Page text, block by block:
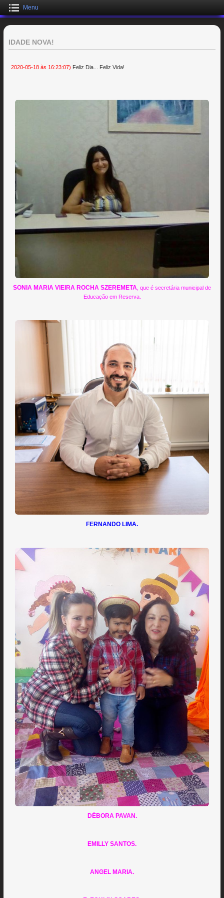
Menu
IDADE NOVA!
2020-05-18 às 16:23:07) Feliz Dia... Feliz Vida!
SONIA MARIA VIEIRA ROCHA SZEREMETA, que é secretária municipal de
Educação em Reserva.
FERNANDO LIMA.
DÉBORA PAVAN.
EMILLY SANTOS.
ANGEL MARIA.